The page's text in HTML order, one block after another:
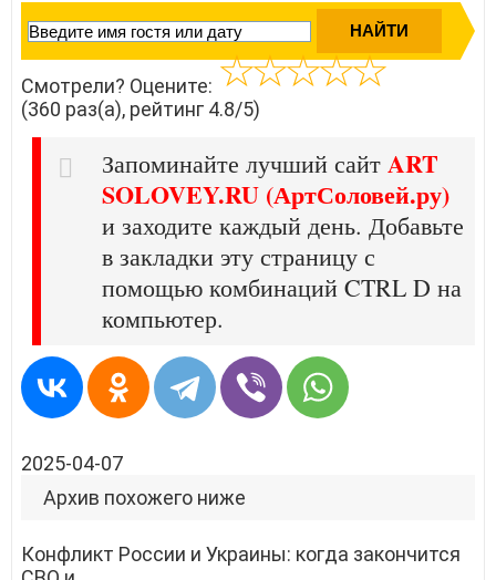
Смотрели? Оцените:
(360 раз(а), рейтинг 4.8/5)
Запоминайте лучший сайт ART
SOLOVEY.RU (АртСоловей.ру)
и заходите каждый день. Добавьте
в закладки эту страницу с
помощью комбинаций CTRL D на
компьютер.
2025-04-07
Архив похожего ниже
Конфликт России и Украины: когда закончится